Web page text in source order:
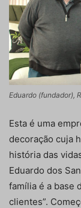
Eduardo (fundador),
Esta é uma
decoração cuja
história das
Eduardo dos
família é a base
clientes”.